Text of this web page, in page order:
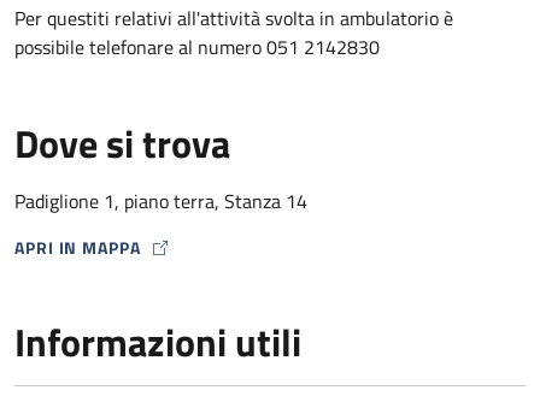
Per questiti relativi all'attività svolta in ambulatorio è
possibile telefonare al numero 051 2142830
Dove si trova
Padiglione 1, piano terra, Stanza 14
APRI IN MAPPA
MAP ICON
Informazioni utili